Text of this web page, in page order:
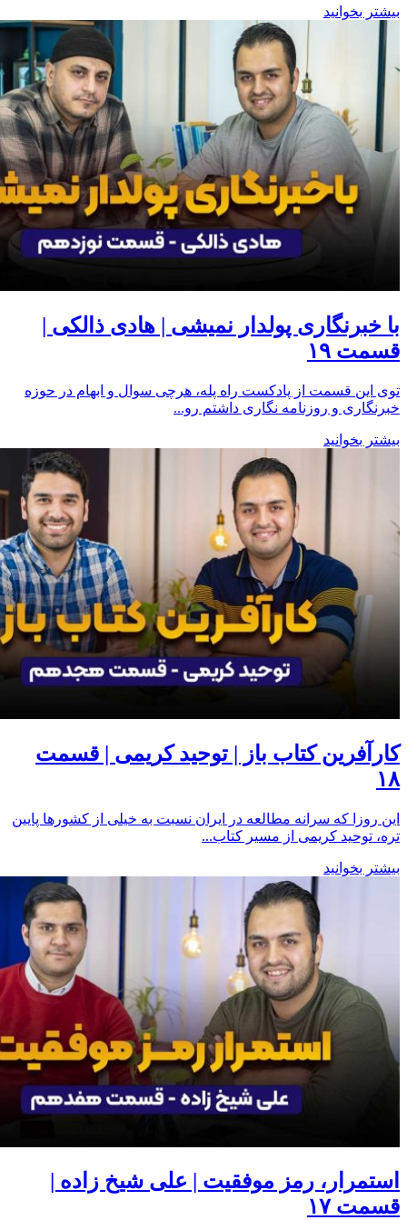
بیشتر بخوانید
با خبرنگاری پولدار نمیشی | هادی ذالکی |
قسمت ۱۹
توی این قسمت از پادکست راه پله، هرچی سوال و ابهام در حوزه
خبرنگاری و روزنامه نگاری داشتم رو...
بیشتر بخوانید
کارآفرین کتاب باز | توحید کریمی | قسمت
۱۸
این روزا که سرانه مطالعه در ایران نسبت به خیلی از کشورها پایین
تره، توحید کریمی از مسیر کتاب...
بیشتر بخوانید
استمرار، رمز موفقیت | علی شیخ زاده |
قسمت ۱۷